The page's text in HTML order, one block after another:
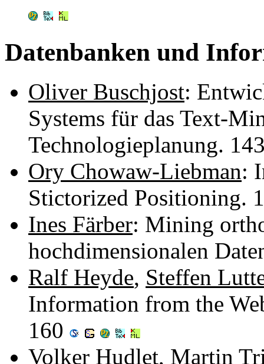
Datenbanken und
Oliver Buschjost:
Systems für das Text-
Technologieplanung.
Ory Chowaw-Liebman:
Stictorized Positioning.
Ines Färber: Mining
hochdimensionalen
Ralf Heyde, Steffen
Information from the
160
Volker Hudlet, Martin